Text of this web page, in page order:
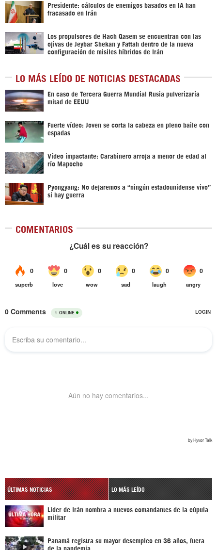
Presidente: cálculos de enemigos basados en IA han
fracasado en Irán
Los propulsores de Hach Qasem se encuentran con las
ojivas de Jeybar Shekan y Fattah dentro de la nueva
configuración de misiles híbridos de Irán
LO MÁS LEÍDO DE NOTICIAS DESTACADAS
En caso de Tercera Guerra Mundial Rusia pulverizaría
mitad de EEUU
Fuerte vídeo: Joven se corta la cabeza en pleno baile con
espadas
Vídeo impactante: Carabinero arroja a menor de edad al
río Mapocho
Pyongyang: No dejaremos a “ningún estadounidense vivo”
si hay guerra
COMENTARIOS
ÚLTIMAS NOTICIAS LO MÁS LEÍDO
Líder de Irán nombra a nuevos comandantes de la cúpula
militar
Panamá registra su mayor desempleo en 36 años, fuera
de la pandemia